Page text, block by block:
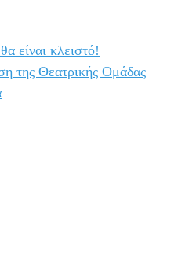
είναι κλειστό!
της Θεατρικής Ομάδας